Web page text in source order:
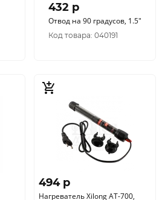
432 p
Отвод на 90 градусов, 1.5"
Код товара: 040191
494 p
Нагреватель Xilong AT-700,